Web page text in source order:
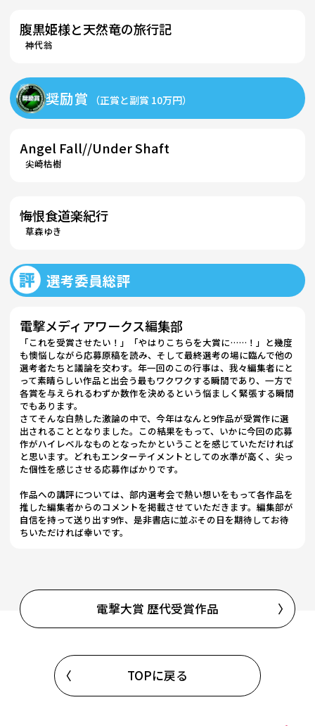
腹黒姫様と天然竜の旅行記
神代翁
奨励賞 （正賞と副賞 10万円）
Angel Fall//Under Shaft
尖崎枯樹
悔恨食道楽紀行
草森ゆき
選考委員総評
電撃メディアワークス編集部
「これを受賞させたい！」「やはりこちらを大賞に……！」と幾度
も懊悩しながら応募原稿を読み、そして最終選考の場に臨んで他の
選考者たちと議論を交わす。年一回のこの行事は、我々編集者にと
って素晴らしい作品と出会う最もワクワクする瞬間であり、一方で
各賞を与えられるわずか数作を決めるという悩ましく緊張する瞬間
でもあります。
さてそんな白熱した激論の中で、今年はなんと9作品が受賞作に選
出されることとなりました。この結果をもって、いかに今回の応募
作がハイレベルなものとなったかということを感じていただければ
と思います。どれもエンターテイメントとしての水準が高く、尖っ
た個性を感じさせる応募作ばかりです。
作品への講評については、部内選考会で熱い想いをもって各作品を
推した編集者からのコメントを掲載させていただきます。編集部が
自信を持って送り出す9作、是非書店に並ぶその日を期待してお待
ちいただければ幸いです。
電撃大賞 歴代受賞作品
TOPに戻る